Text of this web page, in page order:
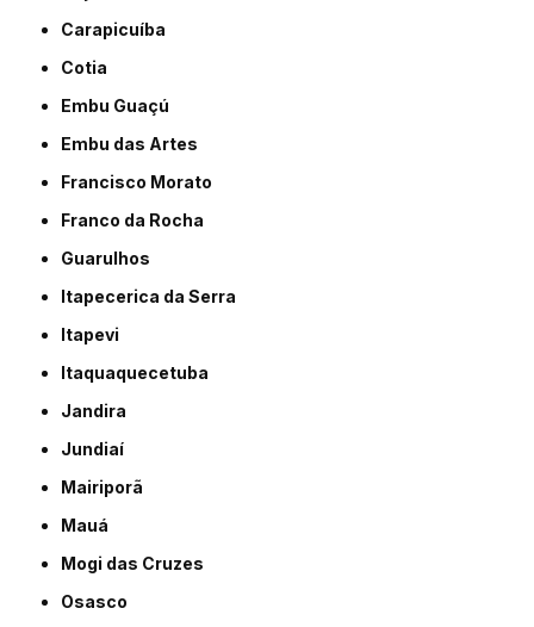
Carapicuíba
Cotia
Embu Guaçú
Embu das Artes
Francisco Morato
Franco da Rocha
Guarulhos
Itapecerica da Serra
Itapevi
Itaquaquecetuba
Jandira
Jundiaí
Mairiporã
Mauá
Mogi das Cruzes
Osasco